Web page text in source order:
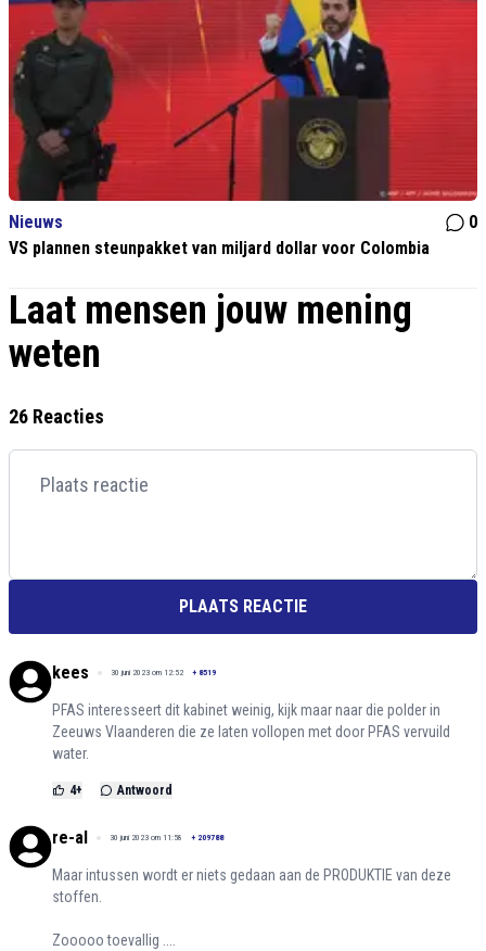
Nieuws
0
VS plannen steunpakket van miljard dollar voor Colombia
Laat mensen jouw mening
weten
26 Reacties
PLAATS REACTIE
kees 30 juni 2023 om 12:52 + 8519
PFAS interesseert dit kabinet weinig, kijk maar naar die polder in
Zeeuws Vlaanderen die ze laten vollopen met door PFAS vervuild
water.
4+ Antwoord
re-al 30 juni 2023 om 11:58 + 209788
Maar intussen wordt er niets gedaan aan de PRODUKTIE van deze
stoffen.
Zooooo toevallig ....